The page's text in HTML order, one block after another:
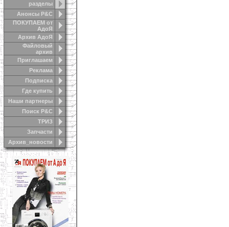
разделы
Анонсы Р&C
ПОКУПАЕМ от
АдоЯ
Архив АдоЯ
Файловый
архив
Приглашаем
Реклама
Подписка
Где купить
Наши партнеры
Поиск Р&С
ТРИЗ
Запчасти
Архив_новости